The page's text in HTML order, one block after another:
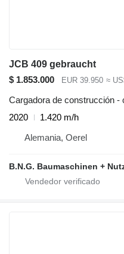
JCB 409 gebraucht
$ 1.853.000
EUR 39.950 ≈
Cargadora de construcción -
2020
1.420 m/h
Alemania, Oerel
B.N.G. Baumaschinen +